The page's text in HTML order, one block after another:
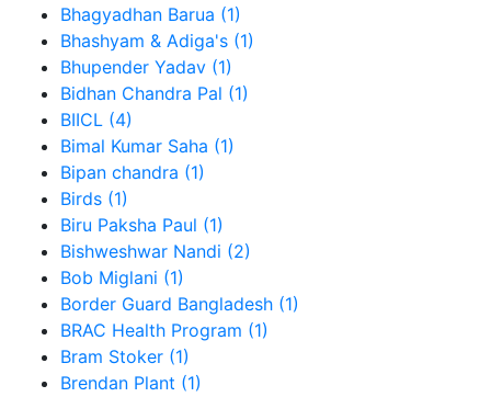
Bhagyadhan Barua (1)
Bhashyam & Adiga's (1)
Bhupender Yadav (1)
Bidhan Chandra Pal (1)
BIICL (4)
Bimal Kumar Saha (1)
Bipan chandra (1)
Birds (1)
Biru Paksha Paul (1)
Bishweshwar Nandi (2)
Bob Miglani (1)
Border Guard Bangladesh (1)
BRAC Health Program (1)
Bram Stoker (1)
Brendan Plant (1)